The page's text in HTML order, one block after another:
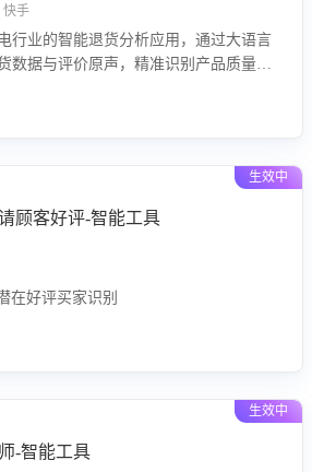
手
行业的智能退货分析应用，通过大语言
数据与评价原声，精准识别产品质量、
驱动产品迭代，从根本上降低退货率，
生效中
顾客好评-智能工具
在好评买家识别
生效中
-智能工具